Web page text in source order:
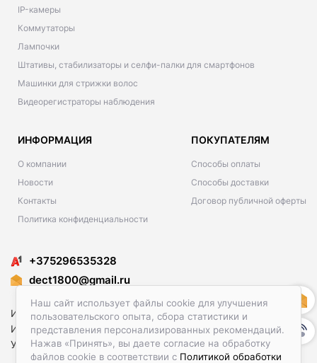
Наш сайт использует файлы cookie для улучшения
пользовательского опыта, сбора статистики и
представления персонализированных рекомендаций.
Нажав «Принять», вы даете согласие на обработку
файлов cookie в соответствии с Политикой обработки
IP-камеры
Коммутаторы
Лампочки
Штативы, стабилизаторы и селфи-палки для смартфонов
Машинки для стрижки волос
Видеорегистраторы наблюдения
ИНФОРМАЦИЯ
О компании
Новости
Контакты
Политика конфиденциальности
ПОКУПАТЕЛЯМ
Способы оплаты
Способы доставки
Договор публичной оферты
+375296535328
dect1800@gmail.ru
Интернет-магазин 1ye.by
ИП Сикаченко Максим Павлович
УНП 101476581